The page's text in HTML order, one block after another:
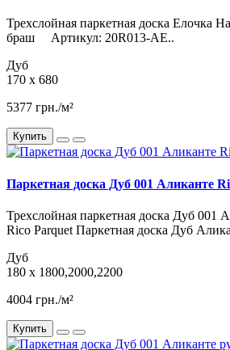
Трехслойная паркетная доска Елочка
браш Артикул: 20R013-AE..
Дуб
170 x 680
5377 грн./м²
Купить
Паркетная доска Дуб 001 Аликанте
Трехслойная паркетная доска Дуб 001
Rico Parquet Паркетная доска Дуб
Дуб
180 x 1800,2000,2200
4004 грн./м²
Купить